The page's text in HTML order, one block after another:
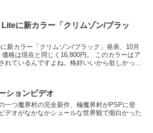
に新カラー「クリムゾン/ブラッ
新カラー「クリムゾン/ブラック」発表、10月
在と同じく16,800円。 このカラーはア
れているんですよね。格好いいから欲しかった
ションビデオ
一つ魔界村の完全新作、極魔界村がPSPに登
デオがなかなかシュールな世界観で面白かった